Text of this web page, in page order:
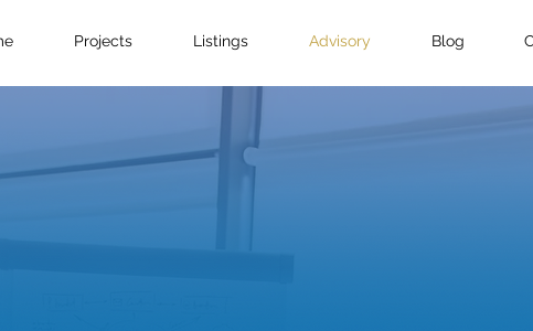
Projects Listings Advisory Blog